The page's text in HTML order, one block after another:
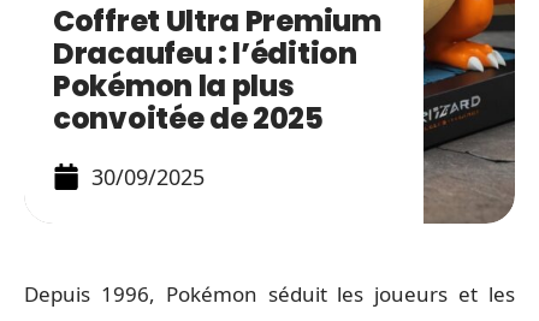
Coffret Ultra Premium
Dracaufeu : l’édition
Pokémon la plus
convoitée de 2025
30/09/2025
Depuis 1996, Pokémon séduit les joueurs et les